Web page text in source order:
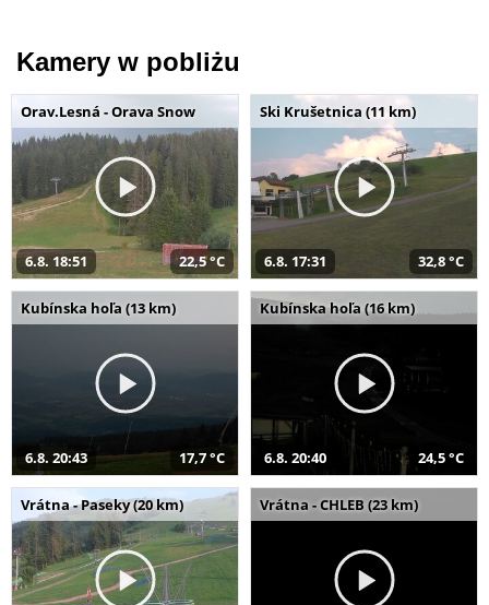
Kamery w pobliżu
Orav.Lesná - Orava Snow
6.8. 18:51 22,5 °C
Ski Krušetnica (11 km)
6.8. 17:31 32,8 °C
Kubínska hoľa (13 km)
6.8. 20:43 17,7 °C
Kubínska hoľa (16 km)
6.8. 20:40 24,5 °C
Vrátna - Paseky (20 km) Vrátna - CHLEB (23 km)